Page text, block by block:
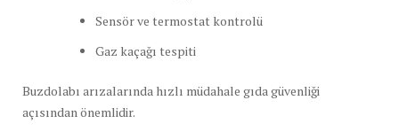
Sensör ve termostat kontrolü
Gaz kaçağı tespiti
Buzdolabı arızalarında hızlı müdahale gıda güvenliği
açısından önemlidir.